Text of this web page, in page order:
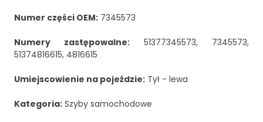
Numer części OEM: 7345573
Numery zastępowalne: 51377345573, 7345573,
51374816615, 4816615
Umiejscowienie na pojeździe: Tył - lewa
Kategoria: Szyby samochodowe